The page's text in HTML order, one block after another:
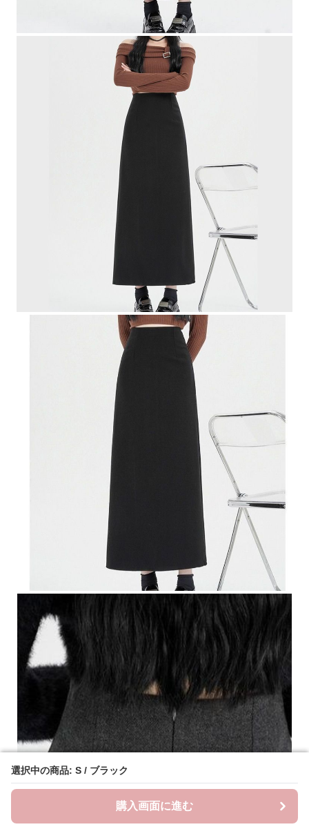
選択中の商品: S / ブラック
購入画面に進む
選択中の商品: S / ブラック
購入画面に進む